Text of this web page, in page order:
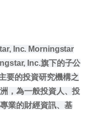
Inc. Morningstar
Inc.旗下的子公
要的投資研究機構之
，為一般投資人、投
業的財經資訊、基